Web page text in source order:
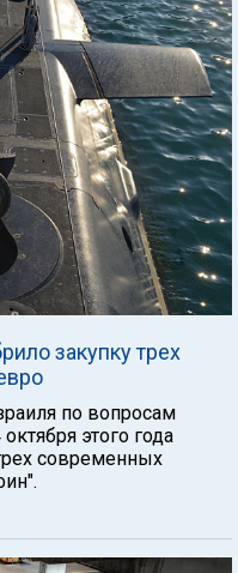
закупку трех
по вопросам
этого года
современных